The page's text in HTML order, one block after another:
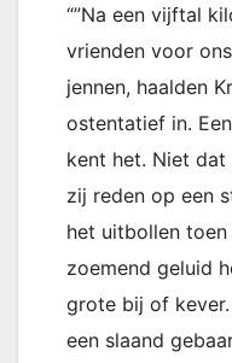
“”Na een vijftal
vrienden voor
jennen, haalden
ostentatief in.
kent het. Niet dat
zij reden op een
het uitbollen
zoemend geluid
grote bij of
een slaand